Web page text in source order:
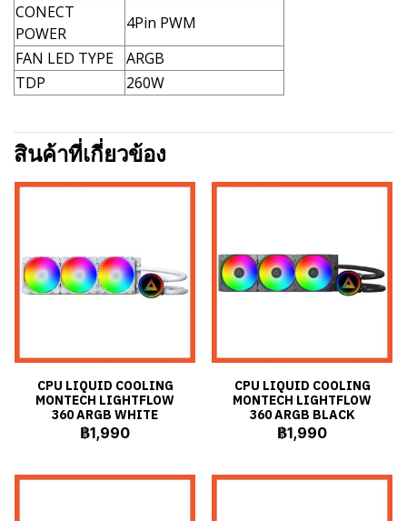
CONECT
POWER
4Pin PWM
FAN LED TYPE
ARGB
TDP
260W
สินค้าที่เกี่ยวข้อง
CPU LIQUID COOLING
MONTECH LIGHTFLOW
360 ARGB WHITE
฿1,990
CPU LIQUID COOLING
MONTECH LIGHTFLOW
360 ARGB BLACK
฿1,990